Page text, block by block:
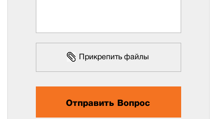
Прикрепить файлы
Отправить Вопрос